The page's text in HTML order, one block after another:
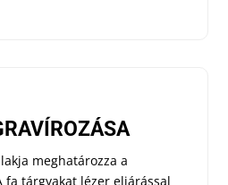
meghatározza a
fa tárgyakat lézer eljárással